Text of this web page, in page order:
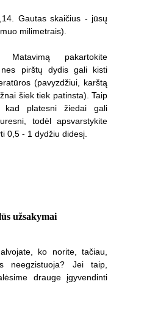
Gautas skaičius - jūsų
milimetrais).
Matavimą pakartokite
nes pirštų dydis gali kisti
(pavyzdžiui, karštą
šiek tiek patinsta). Taip
kad platesni žiedai gali
todėl apsvarstykite
0,5 - 1 dydžiu didesį.
užsakymai
ko norite, tačiau,
neegzistuoja? Jei taip,
drauge įgyvendinti